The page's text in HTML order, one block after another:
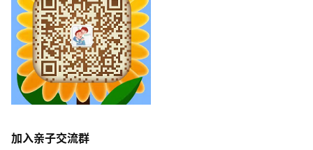
加入亲子交流群